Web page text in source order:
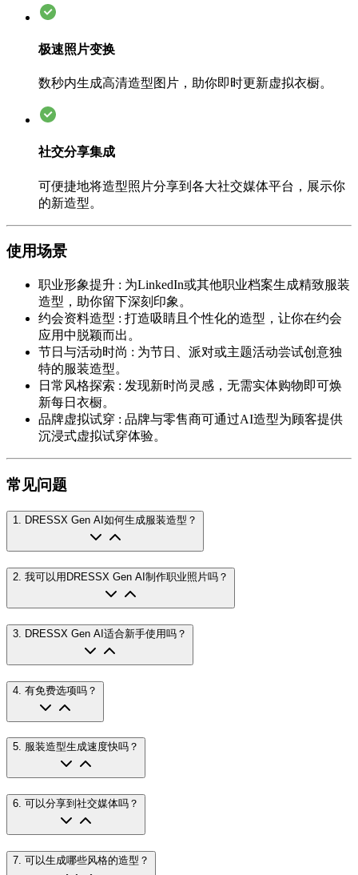
极速照片变换
数秒内生成高清造型图片，助你即时更新虚拟衣橱。
社交分享集成
可便捷地将造型照片分享到各大社交媒体平台，展示你
的新造型。
使用场景
职业形象提升 : 为LinkedIn或其他职业档案生成精致服装
造型，助你留下深刻印象。
约会资料造型 : 打造吸睛且个性化的造型，让你在约会
应用中脱颖而出。
节日与活动时尚 : 为节日、派对或主题活动尝试创意独
特的服装造型。
日常风格探索 : 发现新时尚灵感，无需实体购物即可焕
新每日衣橱。
品牌虚拟试穿 : 品牌与零售商可通过AI造型为顾客提供
沉浸式虚拟试穿体验。
常见问题
1. DRESSX Gen AI如何生成服装造型？
2. 我可以用DRESSX Gen AI制作职业照片吗？
3 DRESSX Gen AI适合新手使用吗？
4 有免费选项吗？
5. 服装造型生成速度快吗？
6. 可以分享到社交媒体吗？
7 可以生成哪些风格的造型？